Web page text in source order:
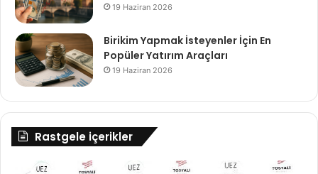
19 Haziran 2026
Birikim Yapmak İsteyenler İçin En
Popüler Yatırım Araçları
19 Haziran 2026
Rastgele içerikler